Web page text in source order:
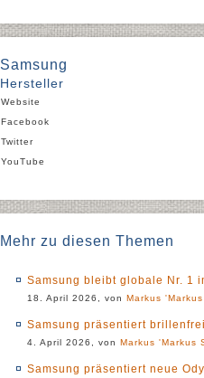
Samsung
Hersteller
Website
Facebook
Twitter
YouTube
Mehr zu diesen Themen
Samsung bleibt globale Nr. 1
18. April 2026, von Markus
Samsung präsentiert
4. April 2026, von Markus 'Markus
Samsung präsentiert neue